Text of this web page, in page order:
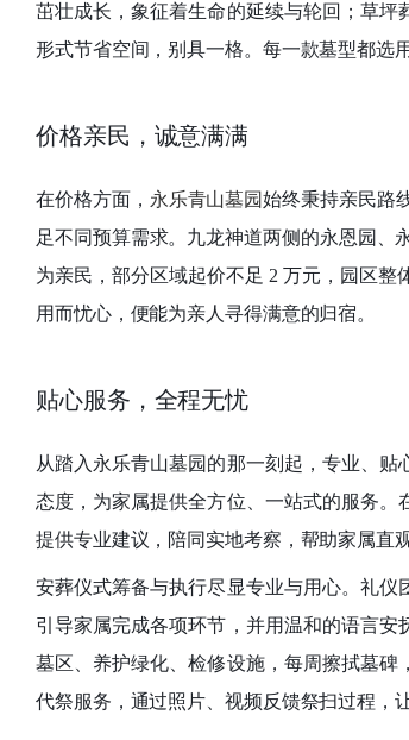
茁壮成长，象征着生命的延续与轮回；草
形式节省空间，别具一格。每一款墓型都选
价格亲民，诚意满满
在价格方面， 永乐青山墓园始终秉持亲民路
足不同预算需求。九龙神道两侧的永恩园、
为亲民，部分区域起价不足 2 万元，园区
用而忧心，便能为亲人寻得满意的归宿。
贴心服务，全程无忧
从踏入永乐青山墓园的那一刻起，专业、
态度，为家属提供全方位、一站式的服务
提供专业建议，陪同实地考察，帮助家属直
安葬仪式筹备与执行尽显专业与用心。礼仪
引导家属完成各项环节，并用温和的语言
墓区、养护绿化、检修设施，每周擦拭墓
代祭服务，通过照片、视频反馈祭扫过程，